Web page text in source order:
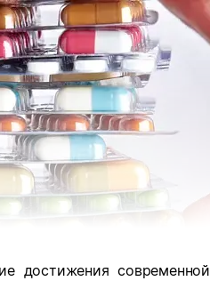
достижения современной